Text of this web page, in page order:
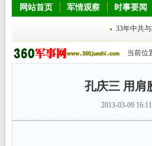
网站首页 军情观察 时事要闻
33年中共
当前位
孔庆三 用肩
2013-03-09 16:11